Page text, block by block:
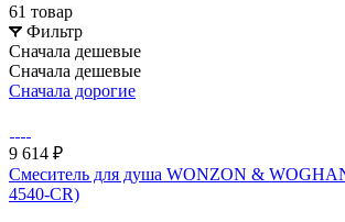
61 товар
Фильтр
Сначала дешевые
Сначала дешевые
Сначала дорогие
9 614 ₽
Смеситель для душа WONZON &
4540-CR)